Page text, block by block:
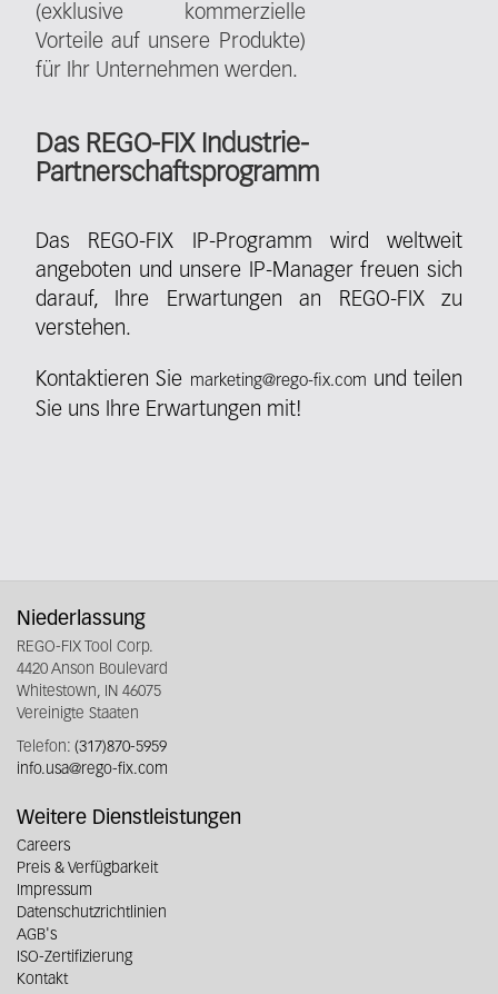
(exklusive kommerzielle
Vorteile auf unsere Produkte)
für Ihr Unternehmen werden.
Das REGO-FIX Industrie-
Partnerschaftsprogramm
Das REGO-FIX IP-Programm wird weltweit
angeboten und unsere IP-Manager freuen sich
darauf, Ihre Erwartungen an REGO-FIX zu
verstehen.
Kontaktieren Sie marketing@rego-fix.com und teilen
Sie uns Ihre Erwartungen mit!
Niederlassung
REGO-FIX Tool Corp.
4420 Anson Boulevard
Whitestown, IN 46075
Vereinigte Staaten
Telefon: (317)870-5959
info.usa@rego-fix.com
Weitere Dienstleistungen
Careers
Preis & Verfügbarkeit
Impressum
Datenschutzrichtlinien
AGB's
ISO-Zertifizierung
Kontakt